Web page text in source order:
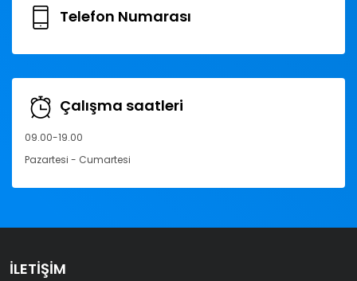
Telefon Numarası
Çalışma saatleri
09.00-19.00
Pazartesi - Cumartesi
İLETIŞIM